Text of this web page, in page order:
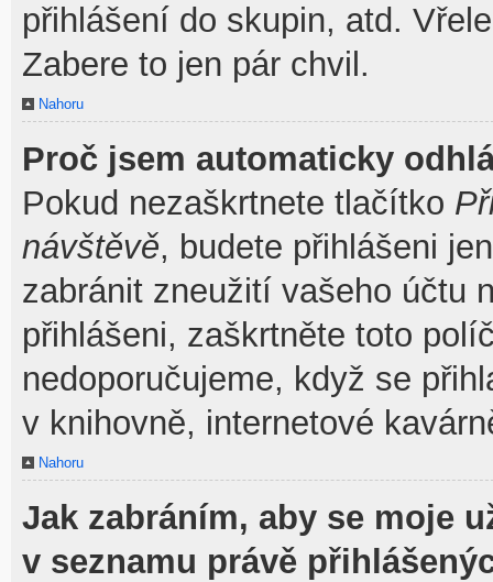
přihlášení do skupin, atd.
Zabere to jen pár chvil.
Nahoru
Proč jsem automaticky
Pokud nezaškrtnete tlačítko
návštěvě, budete přihlášeni
zabránit zneužití vašeho účtu
přihlášeni, zaškrtněte toto
nedoporučujeme, když se
v knihovně, internetové
Nahoru
Jak zabráním, aby se moje
v seznamu právě